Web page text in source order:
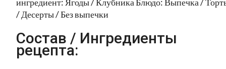
/ Десерты / Без выпечки
Состав / Ингредиенты
рецепта: